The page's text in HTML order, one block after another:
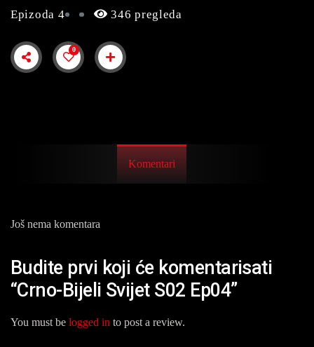
Epizoda 4 346 pregleda
0
Komentari
Još nema komentara
Budite prvi koji će komentarisati
“Crno-Bijeli Svijet S02 Ep04”
You must be logged in to post a review.